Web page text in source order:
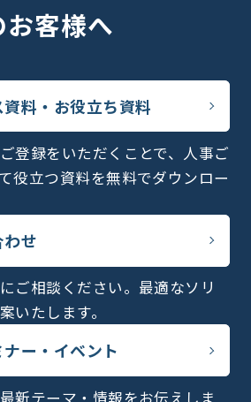
客様へ
料・お役立ち資料
登録をいただくことで、人事ご
役立つ資料を無料でダウンロー
せ
ご相談ください。最適なソリ
いたします。
ー・イベント
新テーマ・情報をお伝えしま